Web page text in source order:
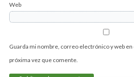
Web
Guarda mi nombre, correo electrónico y web en
próxima vez que comente.